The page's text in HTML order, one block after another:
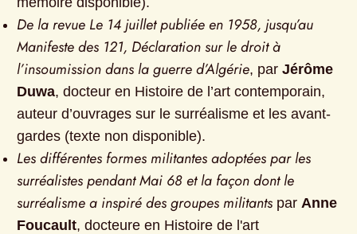
De la revue Le 14 juillet publiée en 1958, jusqu’au
Manifeste des 121, Déclaration sur le droit à
l’insoumission dans la guerre d’Algérie, par Jérôme
Duwa, docteur en Histoire de l’art contemporain,
auteur d’ouvrages sur le surréalisme et les avant-
gardes (texte non disponible).
Les différentes formes militantes adoptées par les
surréalistes pendant Mai 68 et la façon dont le
surréalisme a inspiré des groupes militants par Anne
Foucault, docteure en Histoire de l'art